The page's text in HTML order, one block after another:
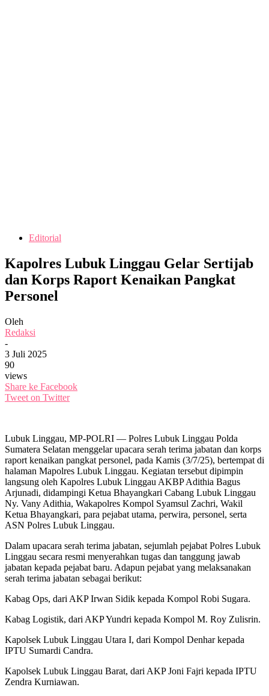
Editorial
Kapolres Lubuk Linggau Gelar Sertijab
dan Korps Raport Kenaikan Pangkat
Personel
Oleh
Redaksi
-
3 Juli 2025
90
views
Share ke Facebook
Tweet on Twitter
Lubuk Linggau, MP-POLRI — Polres Lubuk Linggau Polda
Sumatera Selatan menggelar upacara serah terima jabatan dan korps
raport kenaikan pangkat personel, pada Kamis (3/7/25), bertempat di
halaman Mapolres Lubuk Linggau. Kegiatan tersebut dipimpin
langsung oleh Kapolres Lubuk Linggau AKBP Adithia Bagus
Arjunadi, didampingi Ketua Bhayangkari Cabang Lubuk Linggau
Ny. Vany Adithia, Wakapolres Kompol Syamsul Zachri, Wakil
Ketua Bhayangkari, para pejabat utama, perwira, personel, serta
ASN Polres Lubuk Linggau.
Dalam upacara serah terima jabatan, sejumlah pejabat Polres Lubuk
Linggau secara resmi menyerahkan tugas dan tanggung jawab
jabatan kepada pejabat baru. Adapun pejabat yang melaksanakan
serah terima jabatan sebagai berikut:
Kabag Ops, dari AKP Irwan Sidik kepada Kompol Robi Sugara.
Kabag Logistik, dari AKP Yundri kepada Kompol M. Roy Zulisrin.
Kapolsek Lubuk Linggau Utara I, dari Kompol Denhar kepada
IPTU Sumardi Candra.
Kapolsek Lubuk Linggau Barat, dari AKP Joni Fajri kepada IPTU
Zendra Kurniawan.